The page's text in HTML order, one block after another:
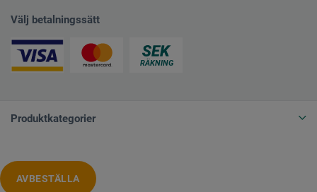
Välj betalningssätt
Produktkategorier
AVBESTÄLLA